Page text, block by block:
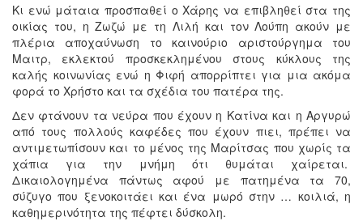
Κι ενώ μάταια προσπαθεί ο Χάρης να επιβληθεί στα της
οικίας του, η Ζωζώ με τη Λιλή και τον Λούπη ακούν με
πλέρια αποχαύνωση το καινούριο αριστούργημα του
Μαιτρ, εκλεκτού προσκεκλημένου στους κύκλους της
καλής κοινωνίας ενώ η Φιφή απορρίπτει για μια ακόμα
φορά το Χρήστο και τα σχέδια του πατέρα της.
Δεν φτάνουν τα νεύρα που έχουν η Κατίνα και η Αργυρώ
από τους πολλούς καφέδες που έχουν πιει, πρέπει να
αντιμετωπίσουν και το μένος της Μαρίτσας που χωρίς τα
χάπια για την μνήμη ότι θυμάται χαίρεται.
Δικαιολογημένα πάντως αφού με πατημένα τα 70,
σύζυγο που ξενοκοιτάει και ένα μωρό στην … κοιλιά, η
καθημερινότητα της πέφτει δύσκολη.